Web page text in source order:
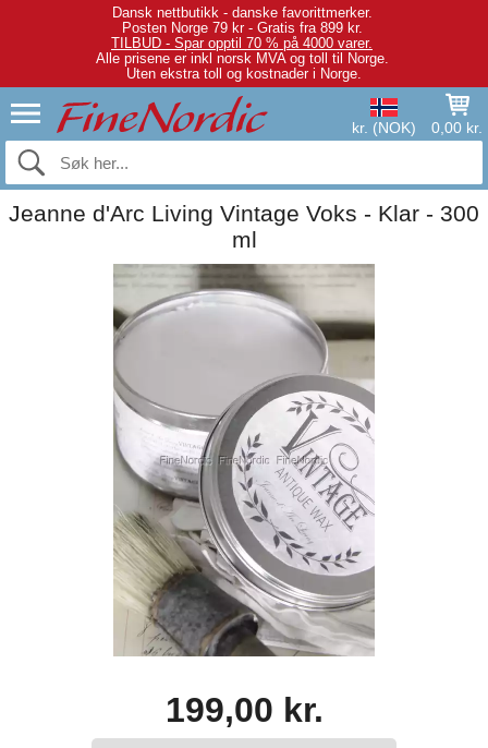
Dansk nettbutikk - danske favorittmerker.
Posten Norge 79 kr - Gratis fra 899 kr.
TILBUD - Spar opptil 70 % på 4000 varer.
Alle prisene er inkl norsk MVA og toll til Norge.
Uten ekstra toll og kostnader i Norge.
kr. (NOK) 0,00 kr.
Jeanne d'Arc Living Vintage Voks - Klar - 300
ml
199,00 kr.